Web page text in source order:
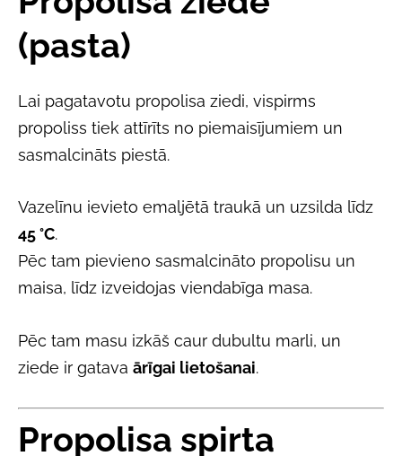
(pasta)
Lai pagatavotu propolisa ziedi, vispirms
propoliss tiek attīrīts no piemaisījumiem un
sasmalcināts piestā.
Vazelīnu ievieto emaljētā traukā un uzsilda līdz
45 °C.
Pēc tam pievieno sasmalcināto propolisu un
maisa, līdz izveidojas viendabīga masa.
Pēc tam masu izkāš caur dubultu marli, un
ziede ir gatava ārīgai lietošanai.
Propolisa spirta